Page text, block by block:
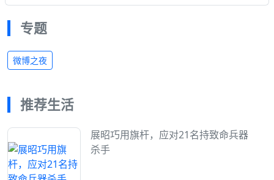
专题
微博之夜
推荐生活
展昭巧用旗杆，应对21名持致命兵器
杀手